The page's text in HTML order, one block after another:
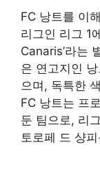
FC 낭트를 이
리그인 리그 1
Canaris’라는
은 연고지인
으며, 독특한
FC 낭트는 프
둔 팀으로, 리
토로페 드 샹